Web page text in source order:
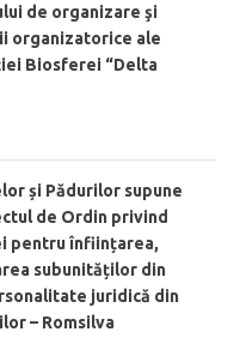
de organizare şi
organizatorice ale
Biosferei “Delta
și Pădurilor supune
de Ordin privind
pentru înființarea,
subunităților din
juridică din
– Romsilva